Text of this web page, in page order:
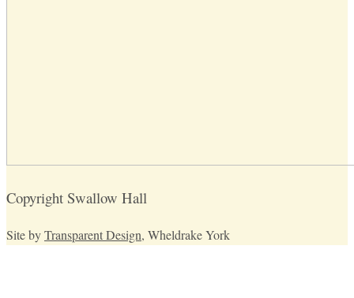
Copyright Swallow Hall
Site byTransparent Design, Wheldrake York